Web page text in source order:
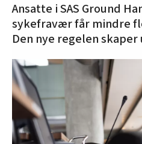
Ansatte i SAS Ground
sykefravær får mindre
Den nye regelen